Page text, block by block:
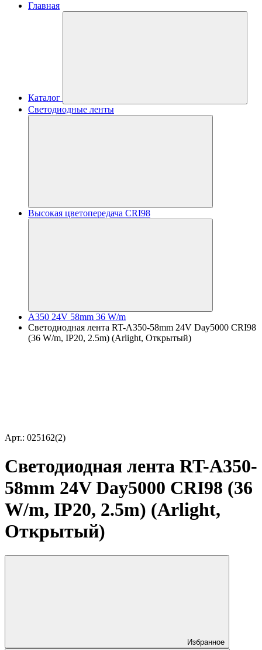
Главная
Каталог
Светодиодные ленты
Высокая цветопередача CRI98
A350 24V 58mm 36 W/m
Светодиодная лента RT-A350-58mm 24V Day5000 CRI98
(36 W/m, IP20, 2.5m) (Arlight, Открытый)
Арт.: 025162(2)
Светодиодная лента RT-A350-
58mm 24V Day5000 CRI98 (36
W/m, IP20, 2.5m) (Arlight,
Открытый)
Избранное